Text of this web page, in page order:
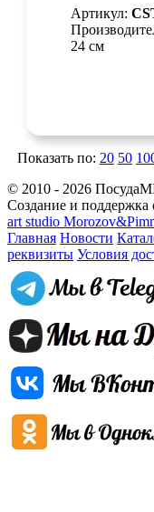
Артикул:
24 см
Показать по: 20 50
© 2010 - 2026
Создание и поддержка
art studio
Главная Новости
реквизиты Условия